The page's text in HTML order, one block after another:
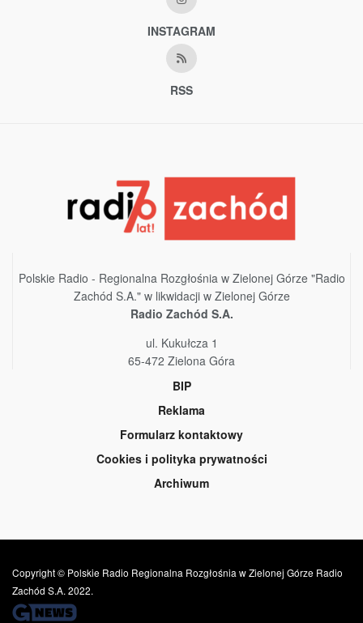
INSTAGRAM
RSS
Polskie Radio - Regionalna Rozgłośnia w Zielonej Górze "Radio
Zachód S.A." w likwidacji w Zielonej Górze
Radio Zachód S.A.
ul. Kukułcza 1
65-472 Zielona Góra
BIP
Reklama
Formularz kontaktowy
Cookies i polityka prywatności
Archiwum
Copyright © Polskie Radio Regionalna Rozgłośnia w Zielonej Górze Radio
Zachód S.A. 2022.